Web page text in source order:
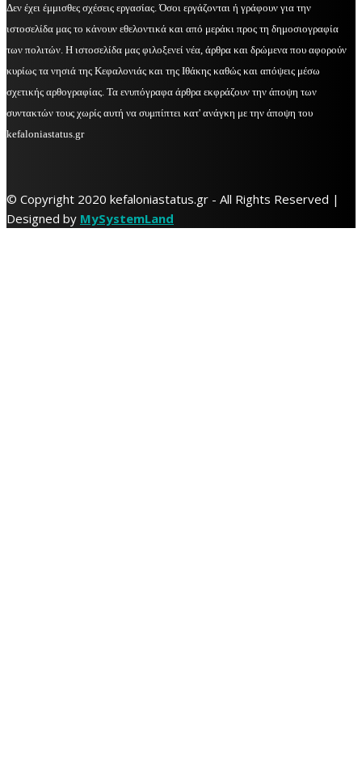
Δεν έχει έμμισθες σχέσεις εργασίας. Όσοι εργάζονται ή γράφουν για την
ιστοσελίδα μας το κάνουν εθελοντικά και από μεράκι προς τη δημοσιογραφία
των πολιτών. Η ιστοσελίδα μας φιλοξενεί νέα, άρθρα και δρώμενα που αφορούν
κυρίως τα νησιά της Κεφαλονιάς και της Ιθάκης καθώς και απόψεις μέσω
σχετικής αρθογραφίας. Τα ενυπόγραφα άρθρα εκφράζουν την άποψη των
συντακτών τους χωρίς αυτή να συμπίπτει κατ' ανάγκη με την άποψη του
kefaloniastatus.gr
© Copyright 2020 kefaloniastatus.gr - All Rights Reserved |
Designed by MySystemLand